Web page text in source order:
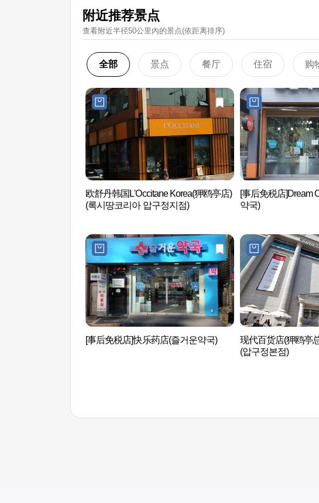
附近推荐景点
查看附近半径50公里內的景点(依距离排序)
全部 景点 餐厅 住宿 购
欧舒丹韩国L'Occitane Korea(狎鸥亭店)
(록시땅코리아 압구정지점)
[事后免税店]Dream
약국)
[事后免税店]快乐药店(즐거운약국)
现代百货店(狎鸥亭
(압구정본점)